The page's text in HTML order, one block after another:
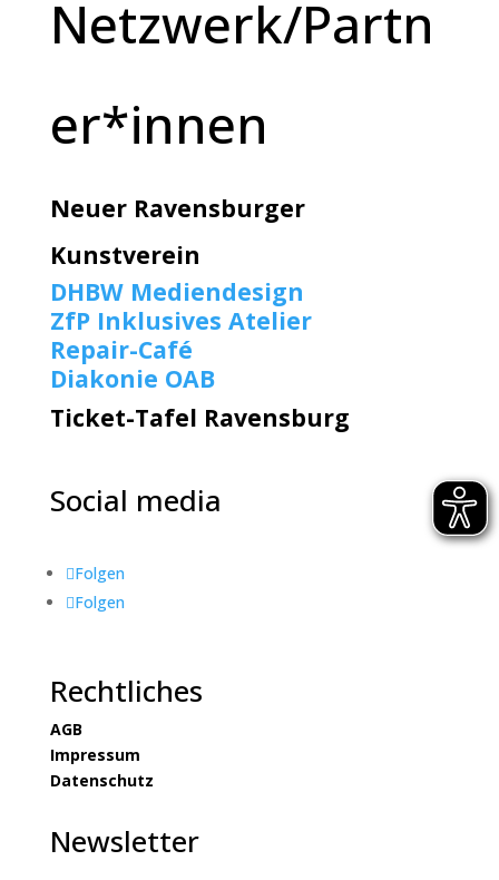
Netzwerk/Partn
er*innen
Neuer Ravensburger
Kunstverein
DHBW Mediendesign
ZfP Inklusives Atelier
Repair-Café
Diakonie OAB
Ticket-Tafel Ravensburg
Social media
Folgen
Folgen
Rechtliches
AGB
Impressum
Datenschutz
Newsletter